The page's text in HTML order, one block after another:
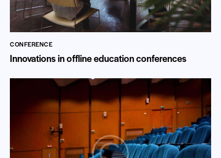
CONFERENCE
Innovations in offline education conferences